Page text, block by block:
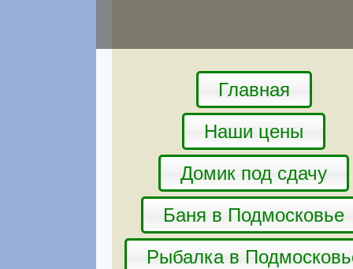
Главная
Наши цены
Домик под сдачу
Баня в Подмосковье
Рыбалка в